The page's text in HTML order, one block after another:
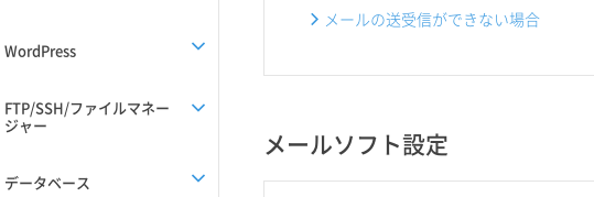
WordPress
FTP/SSH/ファイルマネー
ジャー
データベース
メールの送受信ができない場合
メールソフト設定